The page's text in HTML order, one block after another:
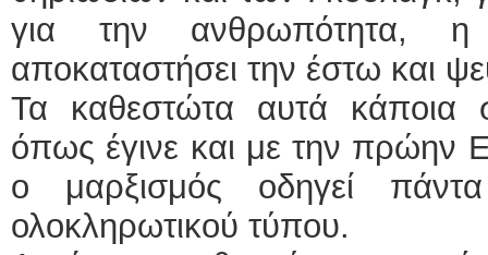
για την ανθρωπότητα,
αποκαταστήσει την έστω και
Τα καθεστώτα αυτά κάποια
όπως έγινε και με την πρώην
ο μαρξισμός οδηγεί
ολοκληρωτικού τύπου.